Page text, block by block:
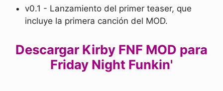
v0.1 - Lanzamiento del primer teaser, que
incluye la primera canción del MOD.
Descargar Kirby FNF MOD para
Friday Night Funkin'